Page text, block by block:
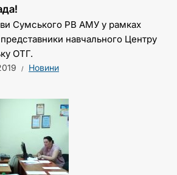
Сумського РВ АМУ у рамках
навчального Центру
ОТГ.
Новини